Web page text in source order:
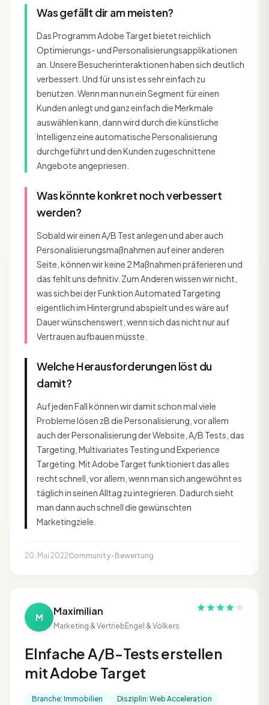
Was gefällt dir am meisten?
Das Programm Adobe Target bietet reichlich
Optimierungs- und Personalisierungsapplikationen
an. Unsere Besucherinteraktionen haben sich deutlich
verbessert. Und für uns ist es sehr einfach zu
benutzen. Wenn man nun ein Segment für einen
Kunden anlegt und ganz einfach die Merkmale
auswählen kann, dann wird durch die künstliche
Intelligenz eine automatische Personalisierung
durchgeführt und den Kunden zugeschnittene
Angebote angepriesen.
Was könnte konkret noch verbessert
werden?
Sobald wir einen A/B Test anlegen und aber auch
Personalisierungsmaßnahmen auf einer anderen
Seite, können wir keine 2 Maßnahmen präferieren und
das fehlt uns definitiv. Zum Anderen wissen wir nicht,
was sich bei der Funktion Automated Targeting
eigentlich im Hintergrund abspielt und es wäre auf
Dauer wünschenswert, wenn sich das nicht nur auf
Vertrauen aufbauen müsste.
Welche Herausforderungen löst du
damit?
Auf jeden Fall können wir damit schon mal viele
Probleme lösen zB die Personalisierung, vor allem
auch der Personalisierung der Website, A/B Tests, das
Targeting, Multivariates Testing und Experience
Targeting. Mit Adobe Target funktioniert das alles
recht schnell, vor allem, wenn man sich angewöhnt es
täglich in seinen Alltag zu integrieren. Dadurch sieht
man dann auch schnell die gewünschten
Marketingziele.
20. Mai 2022Community-Bewertung
M Maximilian
Marketing & Vertrieb Engel & Völkers
EInfache A/B-Tests erstellen
mit Adobe Target
Branche: Immobilien
Disziplin: Web Acceleration